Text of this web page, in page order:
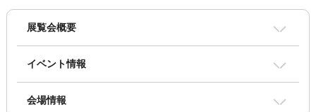
展覧会概要
イベント情報
会場情報